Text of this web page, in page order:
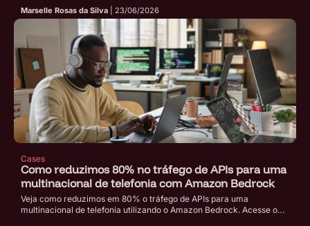
sinônimos de progresso tecnológico. No entanto, essa perspectiva
começa a ser questionada. O artigo “Position: AI Scaling: From Up to
Down and Out”argumenta que a indústria de IA […]
Marselle Rosas da Silva | 23/06/2026
Cases
Como reduzimos 80% no tráfego de APIs para uma
multinacional de telefonia com Amazon Bedrock
Veja como reduzimos em 80% o tráfego de APIs para uma
multinacional de telefonia utilizando o Amazon Bedrock. Acesse o